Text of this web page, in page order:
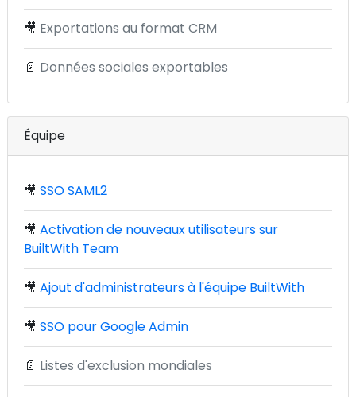
🎥 Exportations au format CRM
📄 Données sociales exportables
Équipe
🎥 SSO SAML2
🎥 Activation de nouveaux utilisateurs sur
BuiltWith Team
🎥 Ajout d'administrateurs à l'équipe BuiltWith
🎥 SSO pour Google Admin
📄 Listes d'exclusion mondiales